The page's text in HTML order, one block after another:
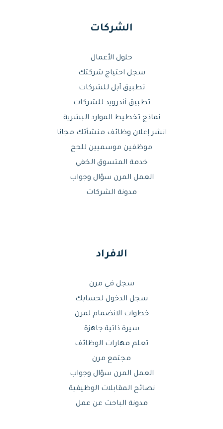
الشركات
حلول الأعمال
سجل احتياج شركتك
تطبيق آبل للشركات
تطبيق أندرويد للشركات
نماذج تخطيط الموارد البشرية
انشر إعلان وظائف منشأتك مجانا
موظفين موسميين للحج
خدمة المتسوق الخفي
العمل المرن سؤال وجواب
مدونة الشركات
الافراد
سجل في مرن
سجل الدخول لحسابك
خطوات الانضمام لمرن
سيرة ذاتية جاهزة
تعلم مهارات الوظائف
مجتمع مرن
العمل المرن سؤال وجواب
نصائح المقابلات الوظيفية
مدونة الباحث عن عمل